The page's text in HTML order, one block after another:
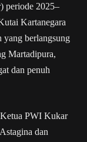
periode 2025–
Kartanegara
yang berlangsung
Martadipura,
dan penuh
PWI Kukar
dan